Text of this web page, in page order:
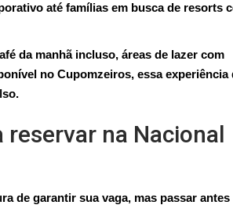
até famílias em busca de resorts
da manhã incluso, áreas de lazer com
no Cupomzeiros, essa experiência
na Nacional
de garantir sua vaga, mas passar antes